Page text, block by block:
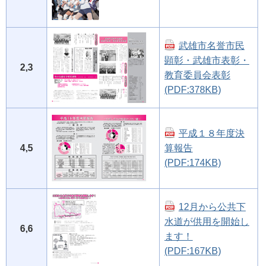
2,3
武雄市名誉市民
顕彰・武雄市表彰・
教育委員会表彰
(PDF:378KB)
4,5
平成１８年度決
算報告
(PDF:174KB)
6,6
12月から公共下
水道が供用を開始し
ます！
(PDF:167KB)